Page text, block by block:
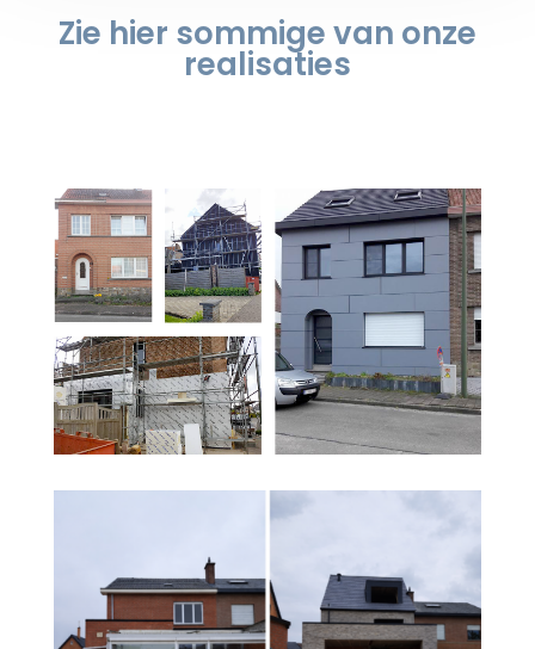
Zie hier sommige van onze
realisaties